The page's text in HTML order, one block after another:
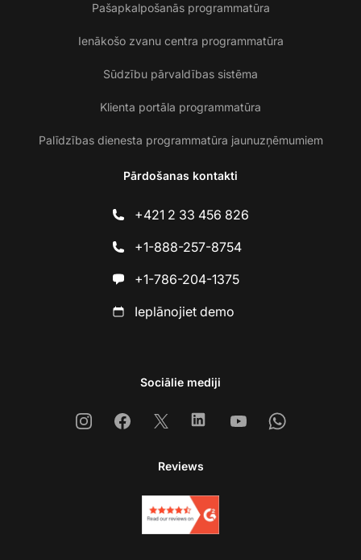
Pašapkalpošanās programmatūra
Ienākošo zvanu centra programmatūra
Sūdzību pārvaldības sistēma
Klienta portāla programmatūra
Palīdzības dienesta programmatūra jaunuzņēmumiem
Pārdošanas kontakti
+421 2 33 456 826
+1-888-257-8754
+1-786-204-1375
Ieplānojiet demo
Sociālie mediji
InstagramFacebook
X LinkedinYoutubeWhatsapp
Reviews